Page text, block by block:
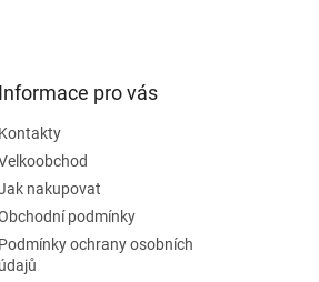
Informace pro vás
Kontakty
nakupovat
podmínky
Podmínky ochrany osobních
údajů